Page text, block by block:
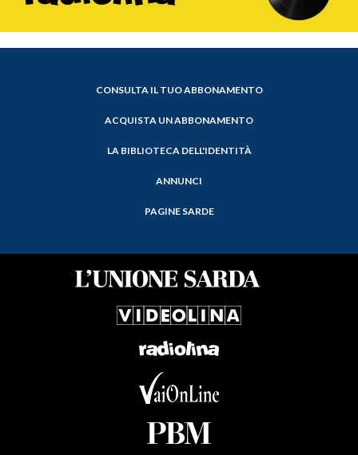
CONSULTA IL TUO ABBONAMENTO
ACQUISTA UN ABBONAMENTO
LA BIBLIOTECA DELL'IDENTITÀ
ANNUNCI
PAGINE SARDE